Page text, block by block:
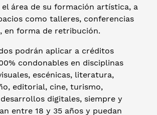
área de su formación artística, a
como talleres, conferencias
en forma de retribución.
podrán aplicar a créditos
condonables en disciplinas
escénicas, literatura,
editorial, cine, turismo,
digitales, siempre y
entre 18 y 35 años y puedan